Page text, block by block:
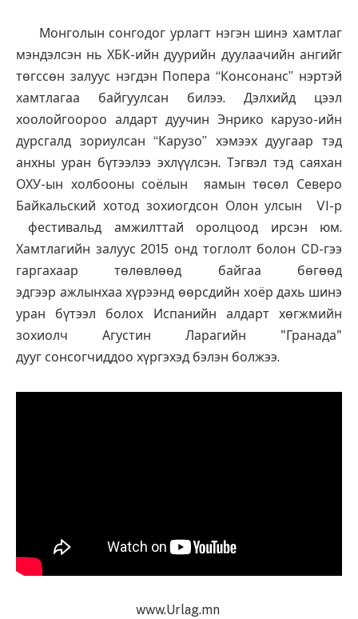
Монголын сонгодог урлагт нэгэн шинэ хамтлаг
мэндэлсэн нь ХБК-ийн дуурийн дуулаачийн ангийг
төгссөн залуус нэгдэн Попера “Консонанс” нэртэй
хамтлагаа байгуулсан билээ. Дэлхийд цээл
хоолойгоороо алдарт дуучин Энрико карузо-ийн
дурсгалд зориулсан “Карузо” хэмээх дуугаар тэд
анхны уран бүтээлээ эхлүүлсэн. Тэгвэл тэд саяхан
ОХУ-ын холбооны соёлын яамын төсөл Северо
Байкальский хотод зохиогдсон Олон улсын VI-р
фестивальд амжилттай оролцоод ирсэн юм.
Хамтлагийн залуус 2015 онд тоглолт болон CD-гээ
гаргахаар төлөвлөөд байгаа бөгөөд
эдгээр ажлынхаа хүрээнд өөрсдийн хоёр дахь шинэ
уран бүтээл болох Испанийн алдарт хөгжмийн
зохиолч Агустин Ларагийн "Гранада"
дууг сонсогчиддоо хүргэхэд бэлэн болжээ.
www.Urlag.mn